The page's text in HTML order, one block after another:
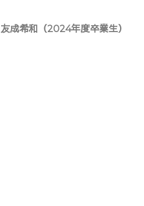
友成希和（2024年度卒業生）